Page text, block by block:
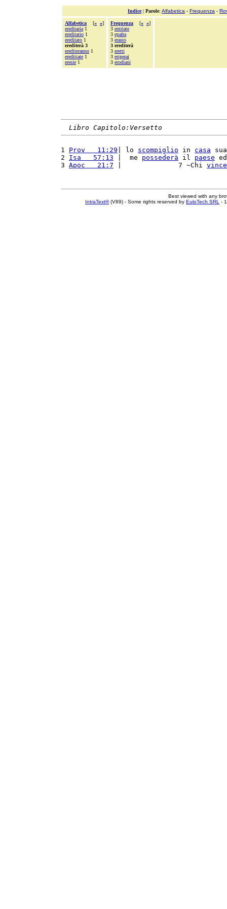
Indice| Parole: Alfabetica - Frequenza -
Alfabetica [« »]
ereditaria 1
ereditario 1
ereditato 1
erediterà 3
erediteranno 1
ereditiate 1
eresie 1
Frequenza [« »]
3 entriate
3 epafra
3 erasto
3 erediterà
3 eretti
3 erigerai
3 erodiani
Libro Capitolo:Versetto
1 Prov   11:29 | lo scompiglio in casa
2 Isa   57:13 |  me possederà il paese
3 Apoc   21:7 |              7 ~Chi vince
Best viewed with any
IntraText®(V89) - Some rights reserved by EuloTech SRL -